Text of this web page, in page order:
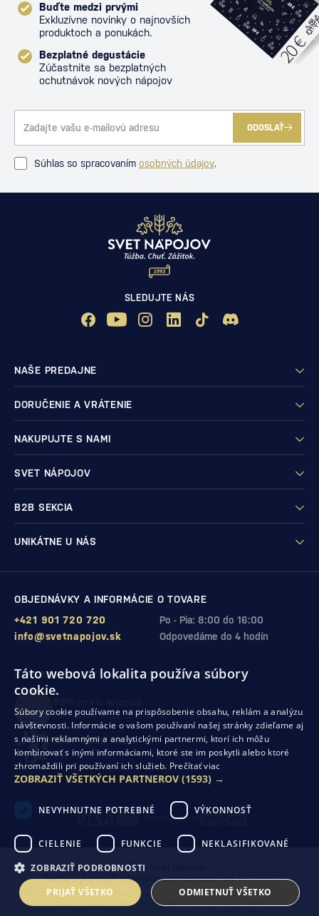
Buďte medzi prvými
Exkluzívne novinky o najnovších
produktoch a ponukách.
Bezplatné degustácie
Zúčastnite sa bezplatných
ochutnávok nových nápojov
ODOSLAŤ
Súhlas so spracovaním osobných údajov.
SLEDUJTE NÁS
NAŠE PREDAJNE
DORUČENIE A VRÁTENIE
NAKUPUJTE S NAMI
SVET NÁPOJOV
B2B SEKCIA
UNIKÁTNE U NÁS
OBJEDNÁVKY A INFORMÁCIE O TOVARE
Po - Pia: 8:00 do 16:00
+421 901 720 720
Odpovedáme do 4 hodín
info@svetnapojov.sk
ZÁRUKA KVALITY A VAŠEJ SPOKOJNOSTI
zákazníkov odporúča nákup v našom obchode
SHOP ROKU 2024
10. rok po sebesme získali ocenenie od Heureka
Odstúpenie od zmluvy
© 2026 Svet nápojov
Tvorba výkonných internetových obchodov odRIESENIA
Táto stránka je chránená pomocou reCAPTCHA a uplatňujú saPravidlá ochrany
spoločnosti Google a ich
Táto webová lokalita používa súbory
cookie.
Súbory cookie používame na prispôsobenie obsahu, reklám a analýzu
návštevnosti. Informácie o vašom používaní našej stránky zdieľame aj
s našimi reklamnými a analytickými partnermi, ktorí ich môžu
kombinovať s inými informáciami, ktoré ste im poskytli alebo ktoré
zhromaždili pri používaní ich služieb. Prečítať viac
ZOBRAZIŤ VŠETKÝCH PARTNEROV (1593) →
NEVYHNUTNE POTREBNÉ VÝKONNOSŤ
CIELENIE FUNKCIE NEKLASIFIKOVANÉ
ZOBRAZIŤ PODROBNOSTI
PRIJAŤ VŠETKO
ODMIETNUŤ VŠETKO